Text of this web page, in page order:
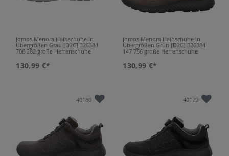
Jomos Menora Halbschuhe in
Übergrößen Grau [D2C] 326384
706 282 große Herrenschuhe
130,99 €*
Jomos Menora Halbschuhe in
Übergrößen Grün [D2C] 326384
147 756 große Herrenschuhe
130,99 €*
40180 40179